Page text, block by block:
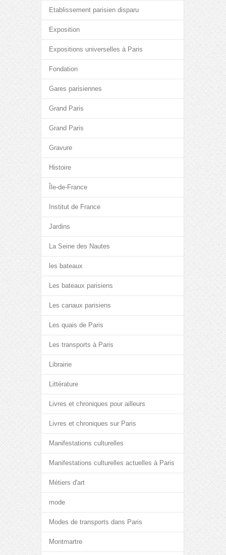
Etablissement parisien disparu
Exposition
Expositions universelles à Paris
Fondation
Gares parisiennes
Grand Paris
Grand Paris
Gravure
Histoire
Île-de-France
Institut de France
Jardins
La Seine des Nautes
les bateaux
Les bateaux parisiens
Les canaux parisiens
Les quais de Paris
Les transports à Paris
Librairie
Littérature
Livres et chroniques pour ailleurs
Livres et chroniques sur Paris
Manifestations culturelles
Manifestations culturelles actuelles à Paris
Métiers d'art
mode
Modes de transports dans Paris
Montmartre